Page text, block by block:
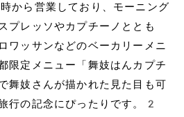
から営業しており、モーニング
プレッソやカプチーノととも
ワッサンなどのベーカリーメニ
限定メニュー「舞妓はんカプチ
舞妓さんが描かれた見た目も可
行の記念にぴったりです。2